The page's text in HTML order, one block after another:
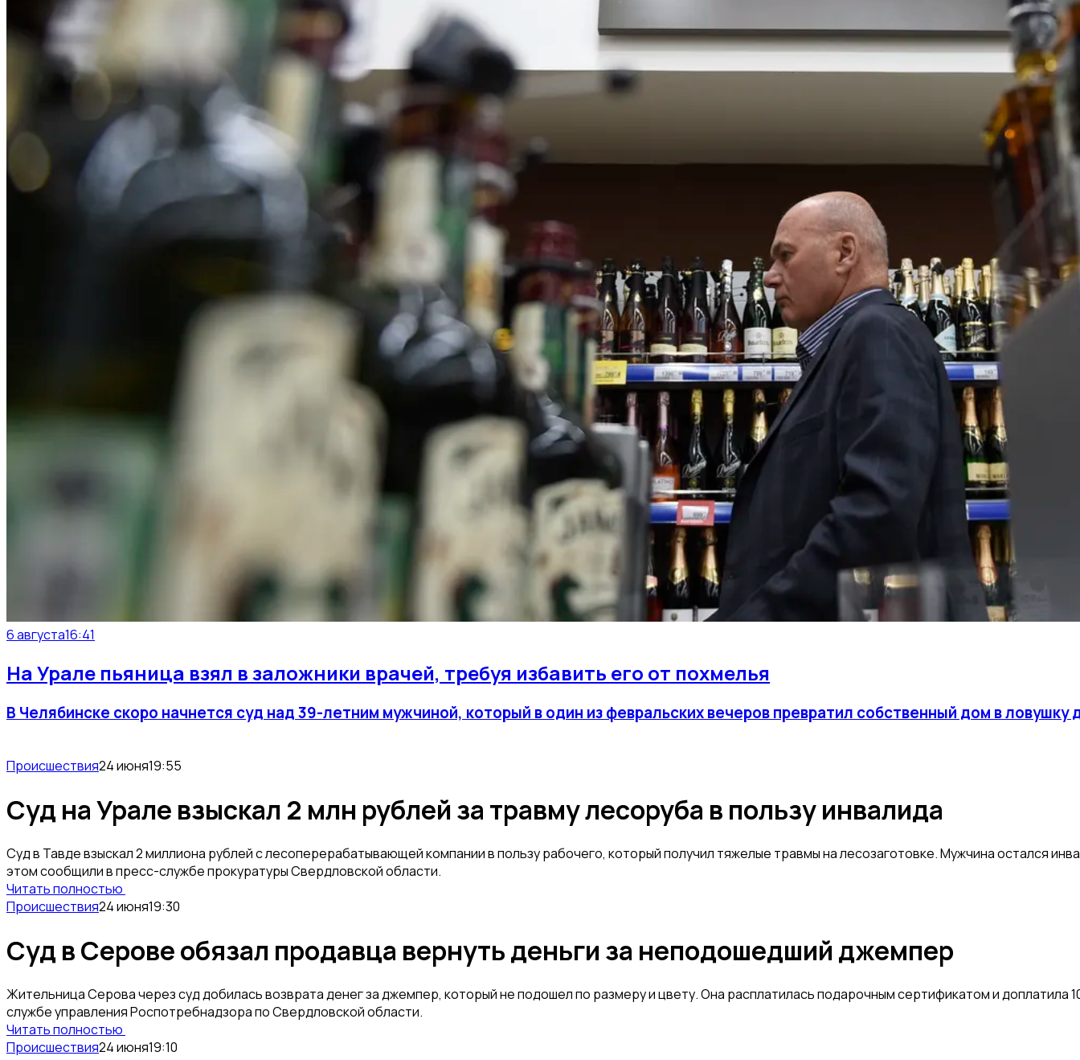
6 августа16:41
На Урале пьяница взял в заложники врачей, требуя избавить его от похмелья
В Челябинске скоро начнется суд над 39-летним мужчиной, который в один из февральских вечеров превратил собственный дом в
Происшествия24 июня19:55
Суд на Урале взыскал 2 млн рублей за травму лесоруба в пользу инвалида
Суд в Тавде взыскал 2 миллиона рублей с лесоперерабатывающей компании в пользу рабочего, который получил тяжелые травмы на лесозаготовке. Мужчина остался
этом сообщили в пресс-службе прокуратуры Свердловской области.
Читать полностью
Происшествия24 июня19:30
Суд в Серове обязал продавца вернуть деньги за неподошедший джемпер
Жительница Серова через суд добилась возврата денег за джемпер, который не подошел по размеру и цвету. Она расплатилась подарочным сертификатом и
службе управления Роспотребнадзора по Свердловской области.
Читать полностью
Происшествия24 июня19:10